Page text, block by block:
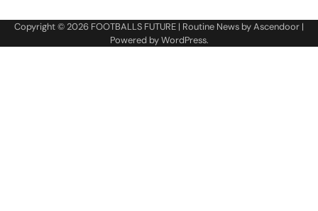
Copyright © 2026 FOOTBALLS FUTURE | Routine News byAscendoor |
Powered byWordPress.